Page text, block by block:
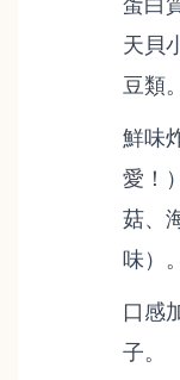
天貝
豆類。
鮮味
愛！
菇、
味）。
口感
子。